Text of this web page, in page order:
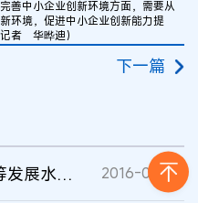
善中小企业创新环境方面，需要从
环境，促进中小企业创新能力提
者 华晔迪）
下一篇
我国创新能力远超同等发展水平国家 2016-06-30